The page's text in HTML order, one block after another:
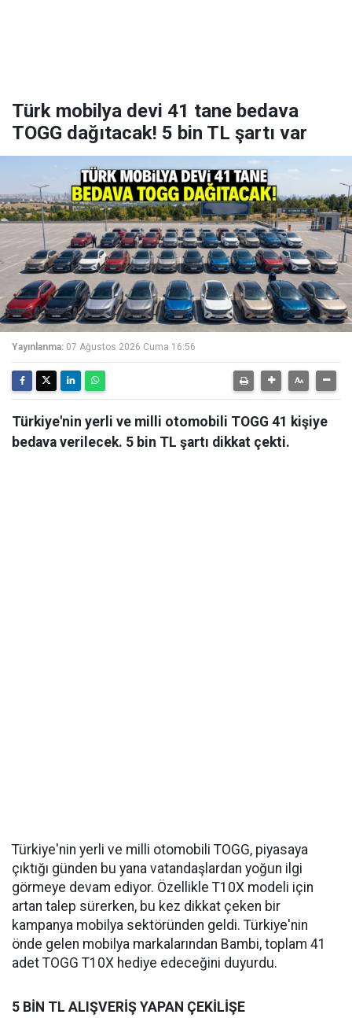
Türk mobilya devi 41 tane bedava
TOGG dağıtacak! 5 bin TL şartı var
Yayınlanma: 07 Ağustos 2026 Cuma 16:56
Türkiye'nin yerli ve milli otomobili TOGG 41 kişiye
bedava verilecek. 5 bin TL şartı dikkat çekti.
Türkiye'nin yerli ve milli otomobili TOGG, piyasaya
çıktığı günden bu yana vatandaşlardan yoğun ilgi
görmeye devam ediyor. Özellikle T10X modeli için
artan talep sürerken, bu kez dikkat çeken bir
kampanya mobilya sektöründen geldi. Türkiye'nin
önde gelen mobilya markalarından Bambi, toplam 41
adet TOGG T10X hediye edeceğini duyurdu.
5 BİN TL ALIŞVERİŞ YAPAN ÇEKİLİŞE